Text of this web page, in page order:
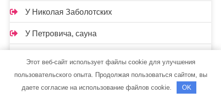
У Николая Заболотских
У Петровича, сауна
У Степаныча
Этот веб-сайт использует файлы cookie для улучшения
пользовательского опыта. Продолжая пользоваться сайтом, вы
даете согласие на использование файлов cookie.
OK